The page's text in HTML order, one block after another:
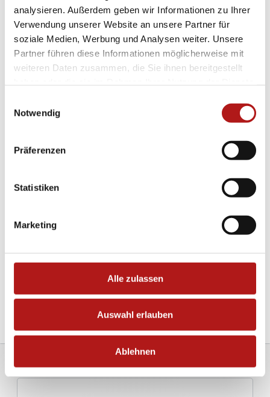
analysieren. Außerdem geben wir Informationen zu Ihrer
Verwendung unserer Website an unsere Partner für
soziale Medien, Werbung und Analysen weiter. Unsere
Partner führen diese Informationen möglicherweise mit
weiteren Daten zusammen, die Sie ihnen bereitgestellt
Notwendig
Präferenzen
Statistiken
Marketing
Alle zulassen
Auswahl erlauben
Ablehnen
Philipp Wolf
Facharzt für Orthopädie
Chirotherapie